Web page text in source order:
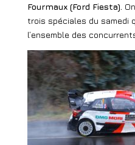
Fourmaux (Ford Fiesta).
trois spéciales du samedi
l’ensemble des